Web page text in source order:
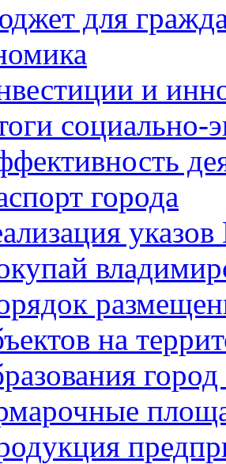
для
и
социально-
города
на